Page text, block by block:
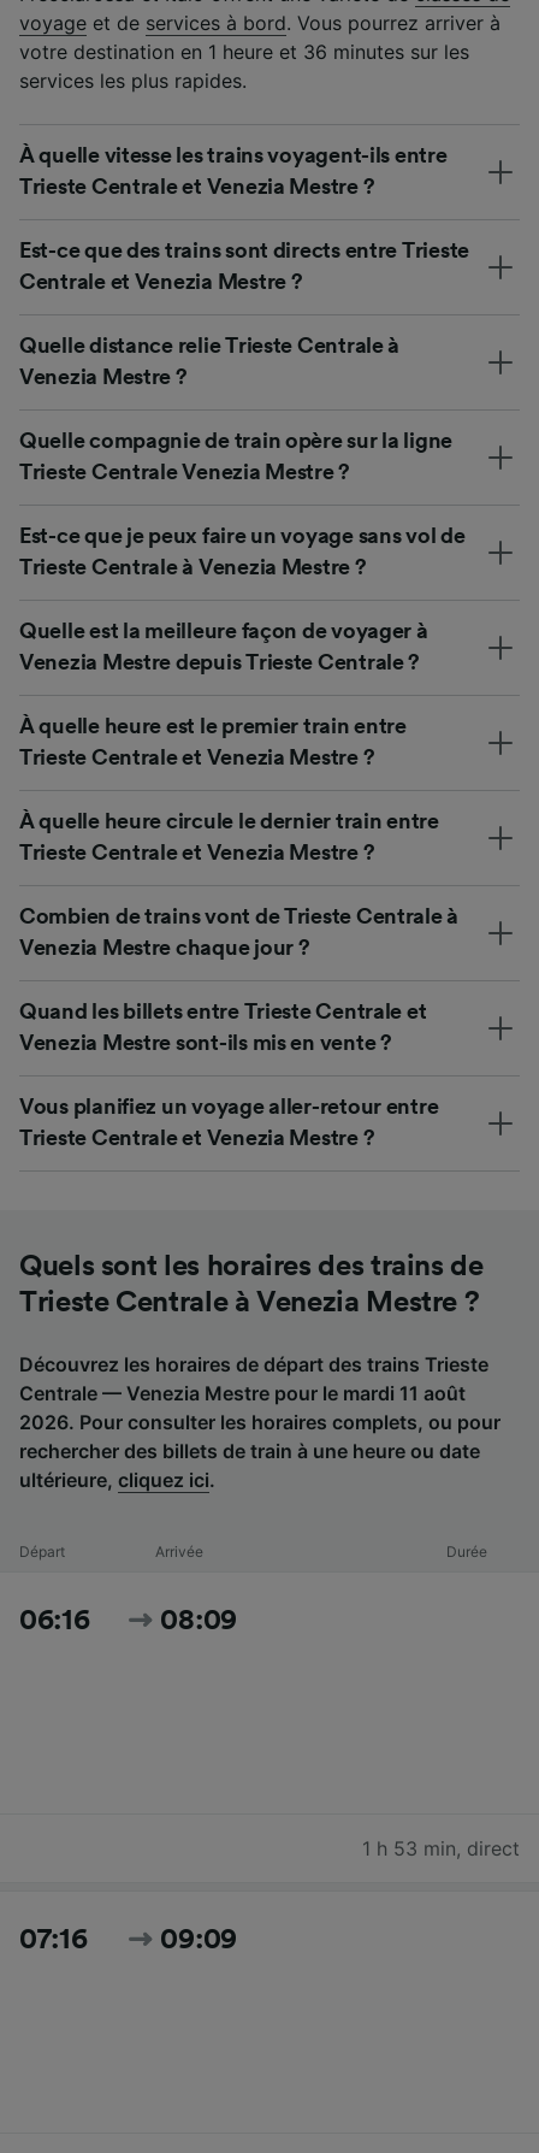
voyage et de services à bord. Vous pourrez arriver à
votre destination en 1 heure et 36 minutes sur les
services les plus rapides.
À quelle vitesse les trains voyagent-ils entre
Trieste Centrale et Venezia Mestre ?
Est-ce que des trains sont directs entre Trieste
Centrale et Venezia Mestre ?
Quelle distance relie Trieste Centrale à
Venezia Mestre ?
Quelle compagnie de train opère sur la ligne
Trieste Centrale Venezia Mestre ?
Est-ce que je peux faire un voyage sans vol de
Trieste Centrale à Venezia Mestre ?
Quelle est la meilleure façon de voyager à
Venezia Mestre depuis Trieste Centrale ?
À quelle heure est le premier train entre
Trieste Centrale et Venezia Mestre ?
À quelle heure circule le dernier train entre
Trieste Centrale et Venezia Mestre ?
Combien de trains vont de Trieste Centrale à
Venezia Mestre chaque jour ?
Quand les billets entre Trieste Centrale et
Venezia Mestre sont-ils mis en vente ?
Vous planifiez un voyage aller-retour entre
Trieste Centrale et Venezia Mestre ?
Quels sont les horaires des trains de
Trieste Centrale à Venezia Mestre ?
Découvrez les horaires de départ des trains Trieste
Centrale — Venezia Mestre pour le mardi 11 août
2026. Pour consulter les horaires complets, ou pour
rechercher des billets de train à une heure ou date
ultérieure, cliquez ici.
Départ Arrivée Durée
06:16 08:09
1 h 53 min, direct
07:16 09:09